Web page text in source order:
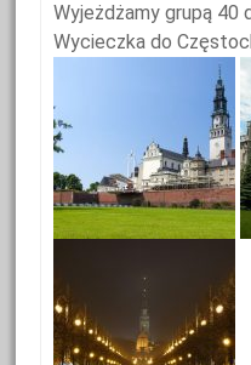
Wyjeżdżamy grupą 40
Wycieczka do